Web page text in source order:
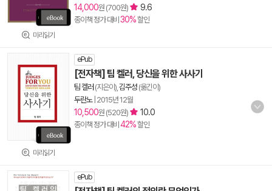
미리읽기
14,000원 (700원) 9.6
종이책 정가 대비 30%할인
미리읽기
ePub
[전자책] 팀 켈러, 당신을 위한 사사기
팀 켈러 (지은이), 김주성 (옮긴이)
두란노| 2015년 12월
10,500원 (520원) 10.0
종이책 정가 대비 42%할인
ePub